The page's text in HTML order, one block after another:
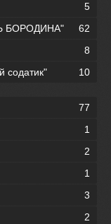
5
БОРОДИНА"
62
8
содатик"
10
77
1
2
1
3
2